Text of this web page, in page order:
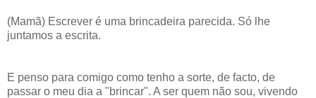
(Mamã) Escrever é uma brincadeira parecida. Só lhe
juntamos a escrita.
E penso para comigo como tenho a sorte, de facto, de
passar o meu dia a "brincar". A ser quem não sou, vivendo